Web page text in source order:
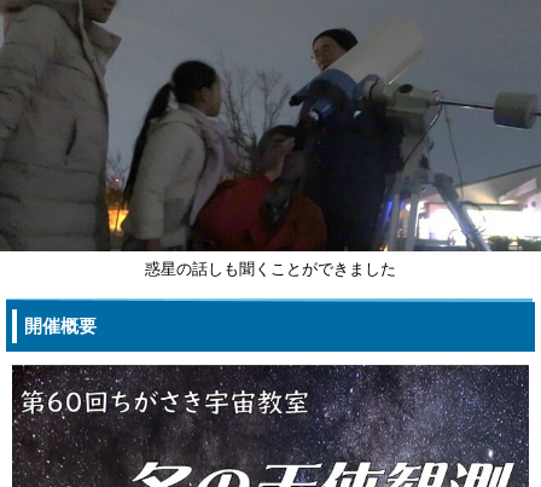
惑星の話しも聞くことができました
開催概要